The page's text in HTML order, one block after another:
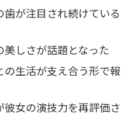
が注目され続けている
しさが話題となった
生活が支え合う形で報
女の演技力を再評価さ